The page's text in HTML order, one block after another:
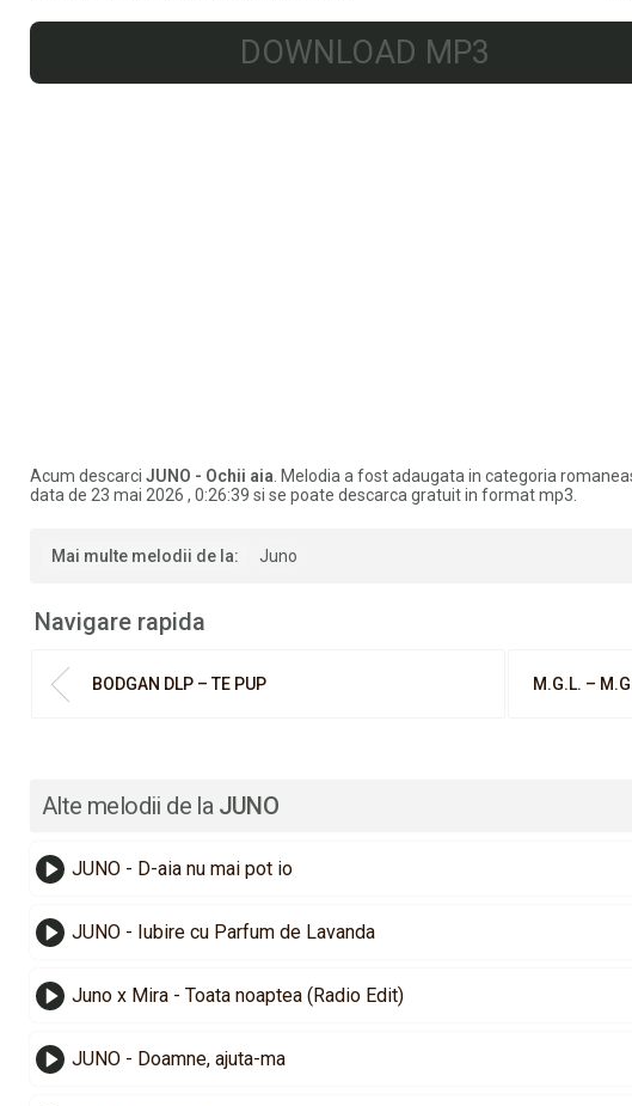
DOWNLOAD MP3
Acum descarci JUNO - Ochii aia . Melodia a fost adaugata in categoria
data de 23 mai 2026 , 0:26:39 si se poate descarca gratuit in format mp3.
Mai multe melodii de la: Juno
Navigare rapida
BODGAN DLP – TE PUP M.G.L. –
Alte melodii de la JUNO
JUNO - D-aia nu mai pot io
JUNO - Iubire cu Parfum de Lavanda
Juno x Mira - Toata noaptea (Radio Edit)
JUNO - Doamne, ajuta-ma